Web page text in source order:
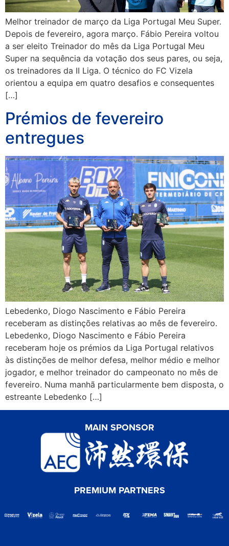
Melhor treinador de março da Liga Portugal Meu Super.
Depois de fevereiro, agora março. Fábio Pereira voltou
a ser eleito Treinador do mês da Liga Portugal Meu
Super na sequência da votação dos seus pares, ou seja,
os treinadores da II Liga. O técnico do FC Vizela
orientou a equipa em quatro desafios e consequentes
[…]
Prémios de fevereiro
entregues
Lebedenko, Diogo Nascimento e Fábio Pereira
receberam as distinções relativas ao mês de fevereiro.
Lebedenko, Diogo Nascimento e Fábio Pereira
receberam hoje os prémios da Liga Portugal relativos
às distinções de melhor defesa, melhor médio e melhor
jogador, e melhor treinador do campeonato no mês de
fevereiro. Numa manhã particularmente bem disposta, o
estreante Lebedenko […]
MAIN SPONSOR
PREMIUM PARTNERS